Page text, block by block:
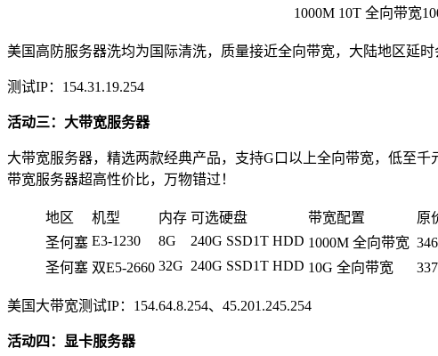
1000M 10T 全向带宽
美国高防服务器洗均为国际清洗，质量接近全向带宽，大陆地区延时
测试IP：154.31.19.254
活动三：大带宽服务器
大带宽服务器，精选两款经典产品，支持G口以上全向带宽，低至
带宽服务器超高性价比，万物错过！
地区 机型 内存 可选硬盘 带宽配置 原
圣何塞 E3-1230 8G 240G SSD1T HDD 1000M 全向带宽
圣何塞 双E5-2660 32G 240G SSD1T HDD 10G 全向带宽
美国大带宽测试IP：154.64.8.254、45.201.245.254
活动四：显卡服务器